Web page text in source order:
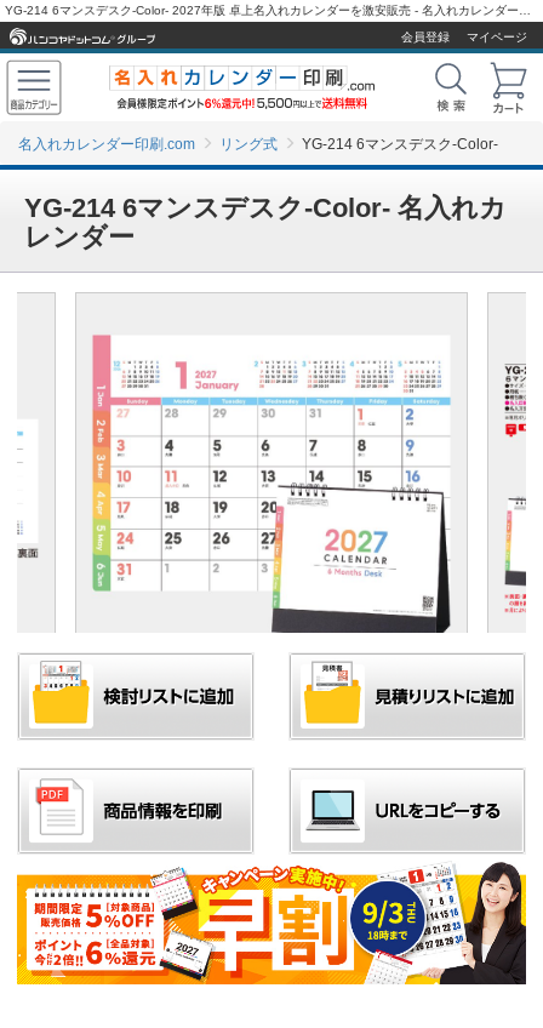
会員登録
マイページ
名入れカレンダー印刷.com リング式 YG-214 6マンスデスク-Color-
YG-214 6マンスデスク-Color- 名入れカ
レンダー